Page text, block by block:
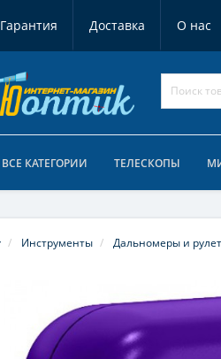
Гарантия Доставка О нас
ВСЕ КАТЕГОРИИ ТЕЛЕСКОПЫ
Инструменты Дальномеры и